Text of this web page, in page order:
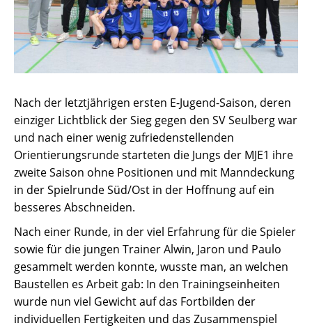
Nach der letztjährigen ersten E-Jugend-Saison, deren
einziger Lichtblick der Sieg gegen den SV Seulberg war
und nach einer wenig zufriedenstellenden
Orientierungsrunde starteten die Jungs der MJE1 ihre
zweite Saison ohne Positionen und mit Manndeckung
in der Spielrunde Süd/Ost in der Hoffnung auf ein
besseres Abschneiden.
Nach einer Runde, in der viel Erfahrung für die Spieler
sowie für die jungen Trainer Alwin, Jaron und Paulo
gesammelt werden konnte, wusste man, an welchen
Baustellen es Arbeit gab: In den Trainingseinheiten
wurde nun viel Gewicht auf das Fortbilden der
individuellen Fertigkeiten und das Zusammenspiel